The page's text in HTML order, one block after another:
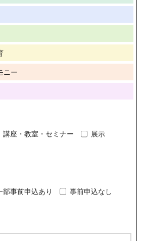
ニー
講座・教室・セミナー
展示
部事前申込あり 事前申込なし